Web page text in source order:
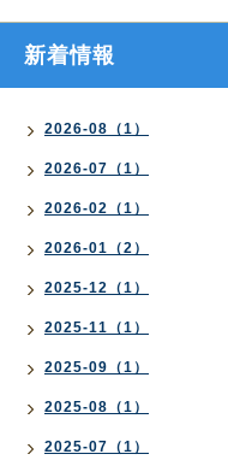
新着情報
2026-08（1）
2026-07（1）
2026-02（1）
2026-01（2）
2025-12（1）
2025-11（1）
2025-09（1）
2025-08（1）
2025-07（1）